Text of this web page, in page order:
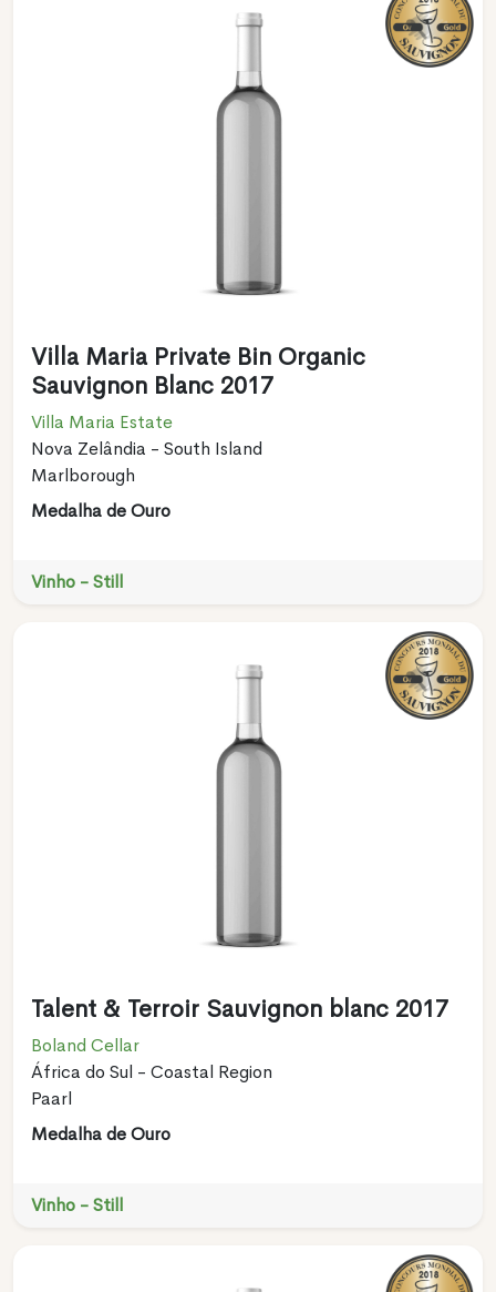
Villa Maria Private Bin Organic
Sauvignon Blanc 2017
Villa Maria Estate
Nova Zelândia - South Island
Marlborough
Medalha de Ouro
Vinho - Still
Talent & Terroir Sauvignon blanc 2017
Boland Cellar
África do Sul - Coastal Region
Paarl
Medalha de Ouro
Vinho - Still